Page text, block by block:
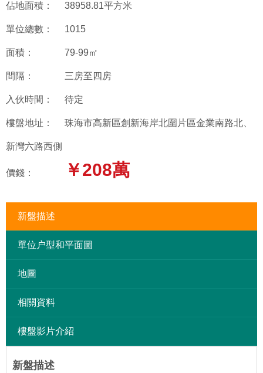
佔地面積： 38958.81平方米
單位總數： 1015
面積： 79-99㎡
間隔： 三房至四房
入伙時間： 待定
樓盤地址： 珠海市高新區創新海岸北圍片區金業南路北、
新灣六路西側
價錢： ￥208萬
新盤描述
單位户型和平面圖
地圖
相關資料
樓盤影片介紹
新盤描述